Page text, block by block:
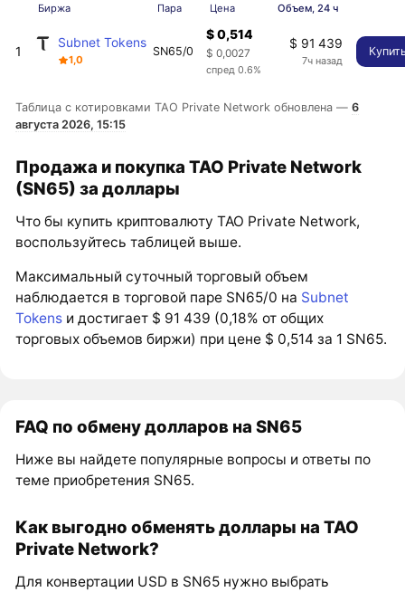
Биржа Пара Цена Объем, 24 ч
1
Subnet Tokens
1,0
SN65/0
$ 0,514
$ 0,0027
спред 0.6%
$ 91 439
7ч назад
Таблица с котировками TAO Private Network обновлена —6
августа 2026, 15:15
Продажа и покупка TAO Private Network
(SN65) за доллары
Что бы купить криптовалюту TAO Private Network,
воспользуйтесь таблицей выше.
Максимальный суточный торговый объем
наблюдается в торговой паре SN65/0 на Subnet
Tokens и достигает $ 91 439 (0,18% от общих
торговых объемов биржи) при цене $ 0,514 за 1 SN65.
FAQ по обмену долларов на SN65
Ниже вы найдете популярные вопросы и ответы по
теме приобретения SN65.
Как выгодно обменять доллары на TAO
Private Network?
Для конвертации USD в SN65 нужно выбрать